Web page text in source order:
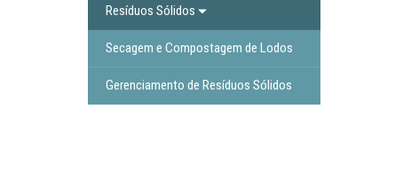
Resíduos Sólidos
Secagem e Compostagem de Lodos
Gerenciamento de Resíduos Sólidos